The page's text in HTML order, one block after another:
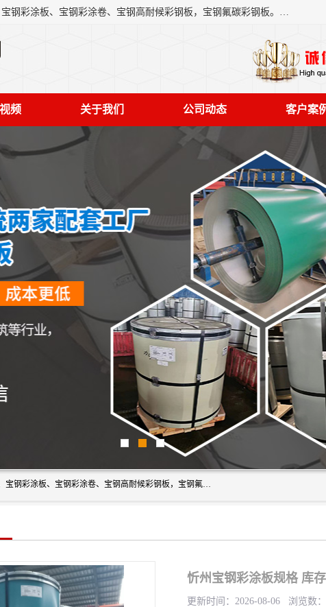
上海轩本实业有限公司主营产品：宝钢彩钢板、宝钢彩钢卷、宝钢彩涂板、宝钢彩涂卷、宝钢高耐候彩钢板，宝钢氟碳彩钢板。是一家集钢铁贸易，物流、加工为一体的产业全配套公司。
频 关于我们 公司动态 客户案
上海轩本实业有限公司主营产品：宝钢彩钢板、宝钢彩钢卷、宝钢彩涂板、宝钢彩涂卷、宝钢高耐候彩钢板，宝钢氟碳彩钢板。是一家集钢铁贸易，物流、加工为一体的产业全配套公司。
忻州宝钢彩涂板规格 库
更新时间：2026-08-06 浏览数